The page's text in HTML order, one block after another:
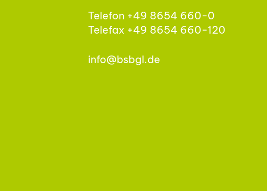
Telefon +49 8654 660-0
Telefax +49 8654 660-120
info@bsbgl.de